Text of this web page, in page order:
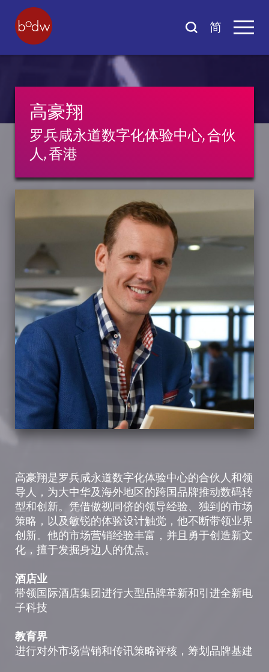
简
高豪翔是罗兵咸永道数字化体验中心的合伙人和领
导人，为大中华及海外地区的跨国品牌推动数码转
型和创新。凭借傲视同侪的领导经验、独到的市场
策略，以及敏锐的体验设计触觉，他不断带领业界
创新。他的市场营销经验丰富，并且勇于创造新文
化，擅于发掘身边人的优点。
酒店业
带领国际酒店集团进行大型品牌革新和引进全新电
子科技
教育界
进行对外市场营销和传讯策略评核，筹划品牌基建
高豪翔
罗兵咸永道数字化体验中心, 合伙
人, 香港